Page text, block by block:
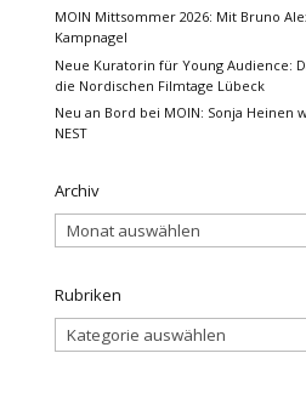
MOIN Mittsommer 2026: Mit Bruno
Kampnagel
Neue Kuratorin für Young Audience:
die Nordischen Filmtage Lübeck
Neu an Bord bei MOIN: Sonja Heinen
NEST
Archiv
Archiv
Rubriken
Rubriken